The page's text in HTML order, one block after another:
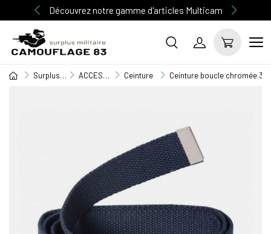
Découvrez notre gamme d'articles Multicam
Surplus Militaire ACCESSOIRE MILITAIRE Ceinture Ceinture boucle chromée 30